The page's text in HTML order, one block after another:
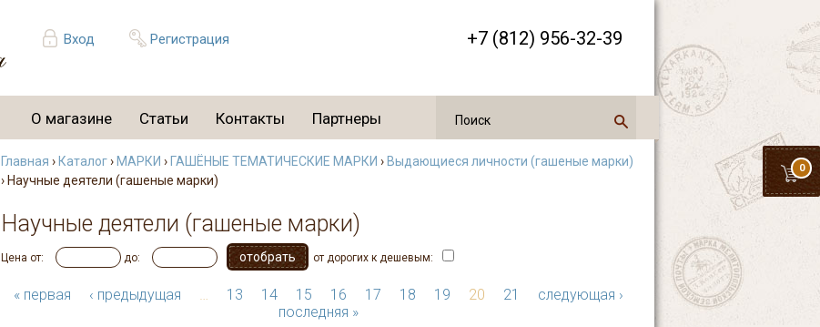
Вход Регистрация +7 (812) 956-32-39
0
О магазине Статьи Контакты Партнеры
Главная › Каталог› МАРКИ › ГАШЁНЫЕ ТЕМАТИЧЕСКИЕ МАРКИ › Выдающиеся личности (гашеные марки)
› Научные деятели (гашеные марки)
Научные деятели (гашеные марки)
Цена от: до: от дорогих к дешевым:
« первая ‹ предыдущая … 13 14 15 16 17 18 19 20 21
следующая ›
последняя »